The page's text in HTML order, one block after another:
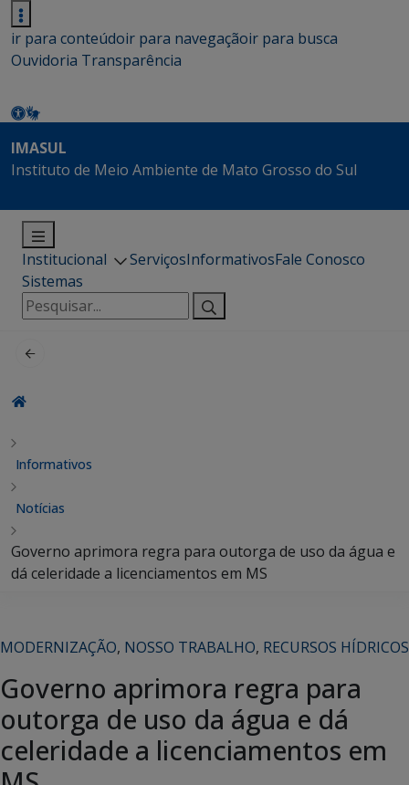
ir para conteúdoir para navegaçãoir para busca
Ouvidoria Transparência
IMASUL
Instituto de Meio Ambiente de Mato Grosso do Sul
Institucional ServiçosInformativosFale Conosco
Sistemas
Pesquisar
por:
Informativos
Notícias
Governo aprimora regra para outorga de uso da água e
dá celeridade a licenciamentos em MS
MODERNIZAÇÃO, NOSSO TRABALHO, RECURSOS HÍDRICOS
Governo aprimora regra para
outorga de uso da água e dá
celeridade a licenciamentos em